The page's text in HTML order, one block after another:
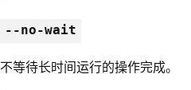
--no-wait
不等待长时间运行的操作完成。